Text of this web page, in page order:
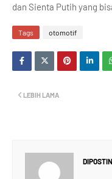
dan Sienta Putih yang
Tags otomotif
LEBIH LAMA